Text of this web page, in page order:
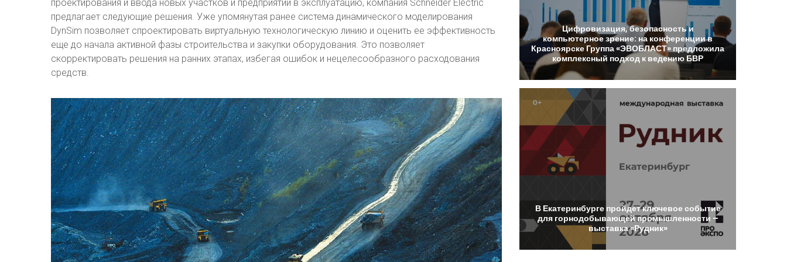
проектирования и ввода новых участков и предприятий в эксплуатацию, компания Schneider Electric
предлагает следующие решения. Уже упомянутая ранее система динамического моделирования
DynSim позволяет спроектировать виртуальную технологическую линию и оценить ее эффективность
еще до начала активной фазы строительства и закупки оборудования. Это позволяет
скорректировать решения на ранних этапах, избегая ошибок и нецелесообразного расходования
средств.
Цифровизация,безопасностьи
компьютерноезрение: на конференциив
Красноярске Группа«ЭВОБЛАСТ» предложила
комплексный подход к ведению БВР
В Екатеринбурге пройдетключевоесобытие
для горнодобывающейпромышленности –
выставка«Рудник»